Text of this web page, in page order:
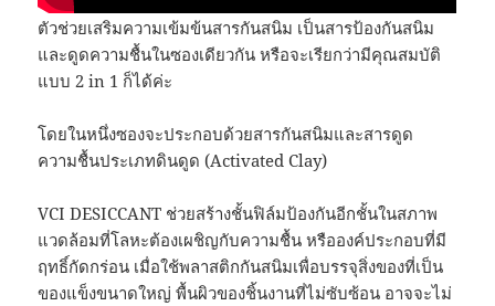
ตัวช่วยเสริมความเข้มข้นสารกันสนิม เป็นสารป้องกันสนิม
และดูดความชื้นในซองเดียวกัน หรือจะเรียกว่ามีคุณสมบัติ
แบบ 2 in 1 ก็ได้ค่ะ
โดยในหนึ่งซองจะประกอบด้วยสารกันสนิมและสารดูด
ความชื้นประเภทดินดูด (Activated Clay)
VCI DESICCANT ช่วยสร้างชั้นฟิล์มป้องกันอีกชั้นในสภาพ
แวดล้อมที่โลหะต้องเผชิญกับความชื้น หรือองค์ประกอบที่มี
ฤทธิ์กัดกร่อน เมื่อใช้พลาสติกกันสนิมเพื่อบรรจุสิ่งของที่เป็น
ของแข็งขนาดใหญ่ พื้นผิวของชิ้นงานที่ไม่ซับซ้อน อาจจะไม่